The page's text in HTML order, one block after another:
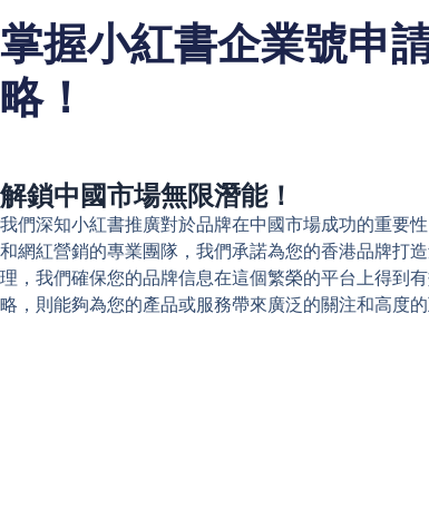
掌握小紅書企業號申
略！
解鎖中國市場無限潛能！
我們深知小紅書推廣對於品牌在中國市場成功的重要
和網紅營銷的專業團隊，我們承諾為您的香港品牌打
理，我們確保您的品牌信息在這個繁榮的平台上得到
略，則能夠為您的產品或服務帶來廣泛的關注和高度的